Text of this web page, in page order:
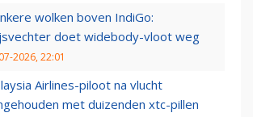
wolken boven IndiGo:
doet widebody-vloot weg
2026, 22:01
Airlines-piloot na vlucht
met duizenden xtc-pillen